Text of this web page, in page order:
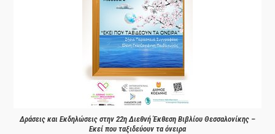
Δράσεις και Εκδηλώσεις στην 22η Διεθνή Έκθεση Βιβλίου Θεσσαλονίκης –
Εκεί που ταξιδεύουν τα όνειρα